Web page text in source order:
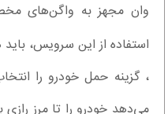
وان مجهز به واگن‌های
استفاده از این سرویس،
، گزینه حمل خودرو را